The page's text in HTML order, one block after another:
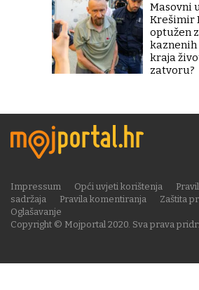
Masovni
Krešimir
optužen
kaznenih
kraja
zatvoru?
Copyright © Mojportal 2020. Sva prava
Impressum Opći uvjeti korištenja
sadržaja
Pravila komentiranja Zaštita
Oglašavanje